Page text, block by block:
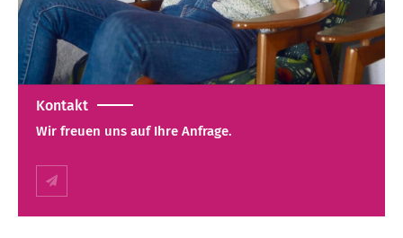
Kontakt
Wir freuen uns auf Ihre Anfrage.